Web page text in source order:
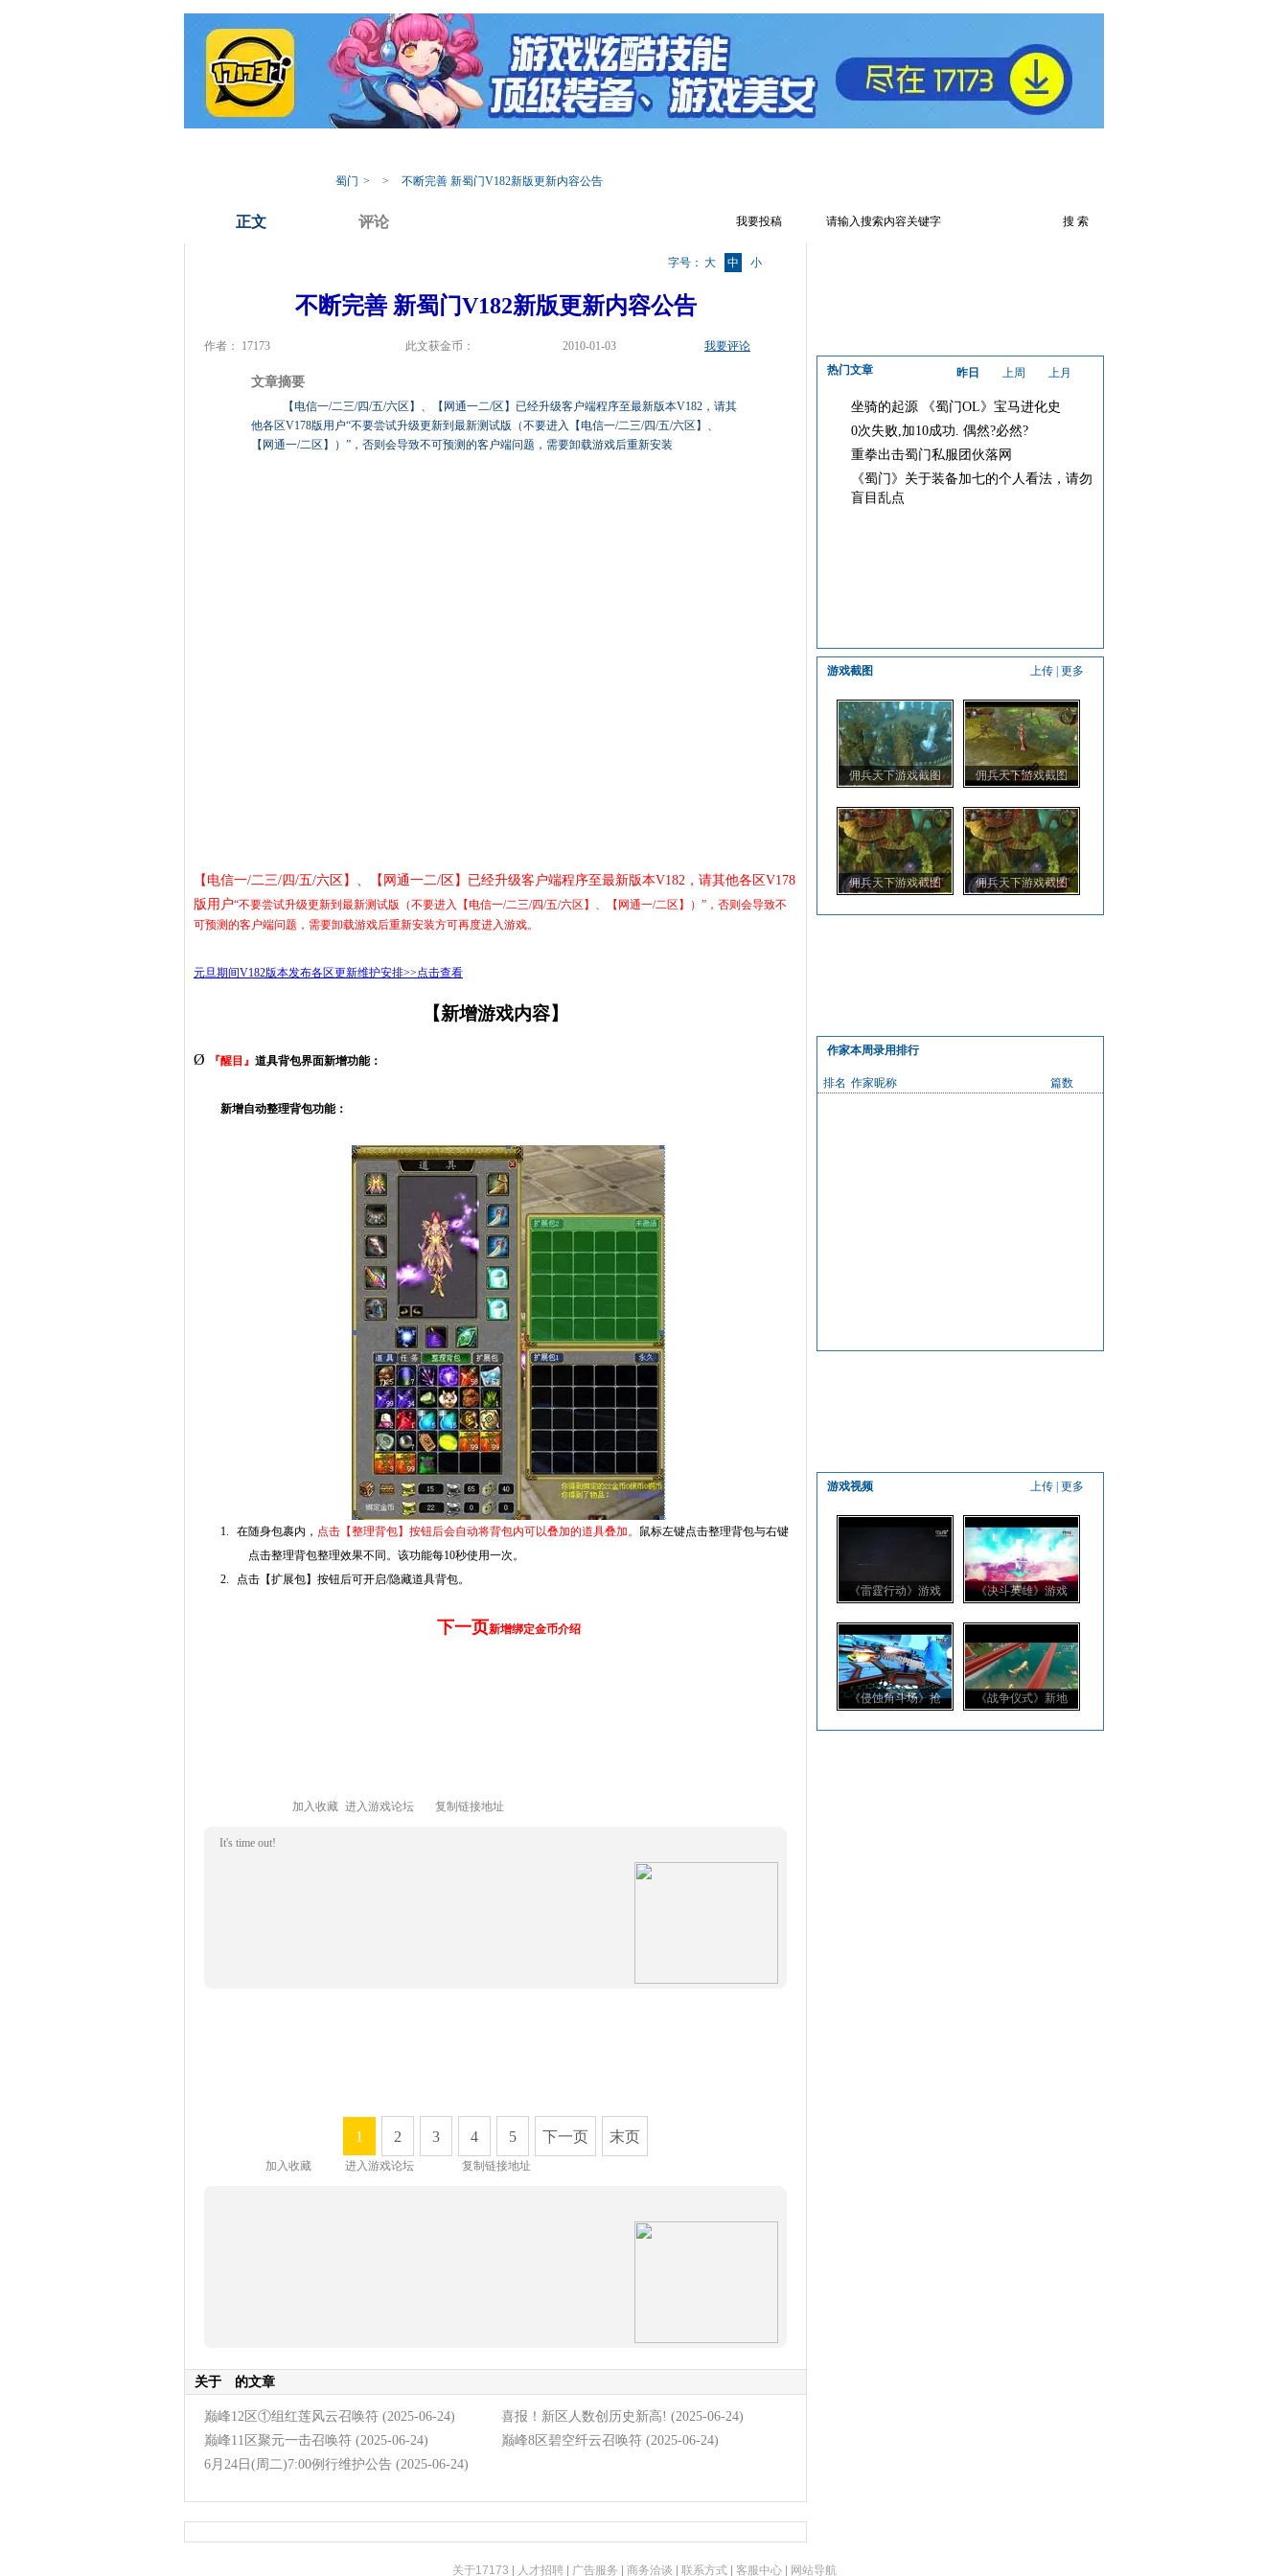
蜀门 > > 不断完善 新蜀门V182新版更新内容公告
正文 评论 我要投稿
字号： 大 中 小
不断完善 新蜀门V182新版更新内容公告
作者： 17173 此文获金币： 2010-01-03 我要评论
文章摘要
【电信一/二三/四/五/六区】、【网通一二/区】已经升级客户端程序至最新版本V182，请其
他各区V178版用户“不要尝试升级更新到最新测试版（不要进入【电信一/二三/四/五/六区】、
【网通一/二区】）”，否则会导致不可预测的客户端问题，需要卸载游戏后重新安装
【电信一/二三/四/五/六区】、【网通一二/区】已经升级客户端程序至最新版本V182，请其他各区V178
版用户“不要尝试升级更新到最新测试版（不要进入【电信一/二三/四/五/六区】、【网通一/二区】） ” ，否则会导致不
可预测的客户端问题，需要卸载游戏后重新安装方可再度进入游戏。
元旦期间V182版本发布各区更新维护安排>>点击查看
【新增游戏内容】
Ø 『醒目』 道具背包界面新增功能：
新增自动整理背包功能：
1. 在随身包裹内， 点击【整理背包】按钮后会自动将背包内可以叠加的道具叠加。 鼠标左键点击整理背包与右键
点击整理背包整理效果不同。该功能每10秒使用一次。
2.
点击【扩展包】按钮后可开启/隐藏道具背包。
下一页新增绑定金币介绍
加入收藏 进入游戏论坛 复制链接地址
It's time out!
1 2 3 4 5 下一页 末页
加入收藏 进入游戏论坛 复制链接地址
关于 的文章
巅峰12区①组红莲风云召唤符 (2025-06-24) 喜报！新区人数创历史新高! (2025-06-24)
巅峰11区聚元一击召唤符 (2025-06-24) 巅峰8区碧空纤云召唤符 (2025-06-24)
6月24日(周二)7:00例行维护公告 (2025-06-24)
热门文章 昨日 上周 上月
坐骑的起源 《蜀门OL》宝马进化史
0次失败,加10成功. 偶然?必然?
重拳出击蜀门私服团伙落网
《蜀门》关于装备加七的个人看法，请勿
盲目乱点
上传 更多
游戏截图
佣兵天下游戏截图 佣兵天下游戏截图
佣兵天下游戏截图 佣兵天下游戏截图
作家本周录用排行
篇数
排名 作家昵称
上传 更多
游戏视频
《雷霆行动》游戏 《决斗英雄》游戏
《侵蚀角斗场》抢 《战争仪式》新地
关于17173 人才招聘| 广告服务 商务洽谈 联系方式| 客服中心| 网站导航